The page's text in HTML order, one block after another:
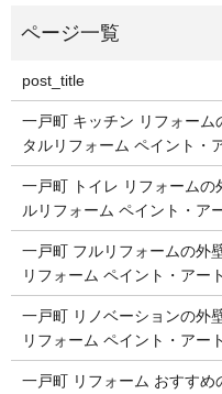
post_title
一戸町 キッチン リフォー
タルリフォーム ペイント・
一戸町 トイレ リフォームの
ルリフォーム ペイント・ア
一戸町 フルリフォームの外
リフォーム ペイント・アー
一戸町 リノベーションの外
リフォーム ペイント・アー
一戸町 リフォーム おすす